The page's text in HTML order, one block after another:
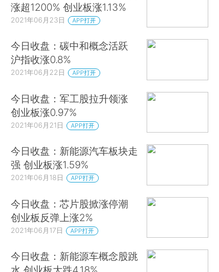
涨超1200% 创业板涨1.13%
2021年06月23日 APP打开
今日收盘：碳中和概念活跃
沪指收涨0.8%
2021年06月22日 APP打开
今日收盘：军工股拉升领涨
创业板涨0.97%
2021年06月21日 APP打开
今日收盘：新能源汽车板块走
强 创业板涨1.59%
2021年06月18日 APP打开
今日收盘：芯片股掀涨停潮
创业板反弹上涨2%
2021年06月17日 APP打开
今日收盘：新能源车概念股跳